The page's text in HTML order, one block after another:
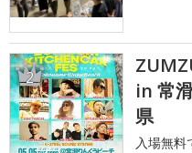
2
in 常
県
入場無料